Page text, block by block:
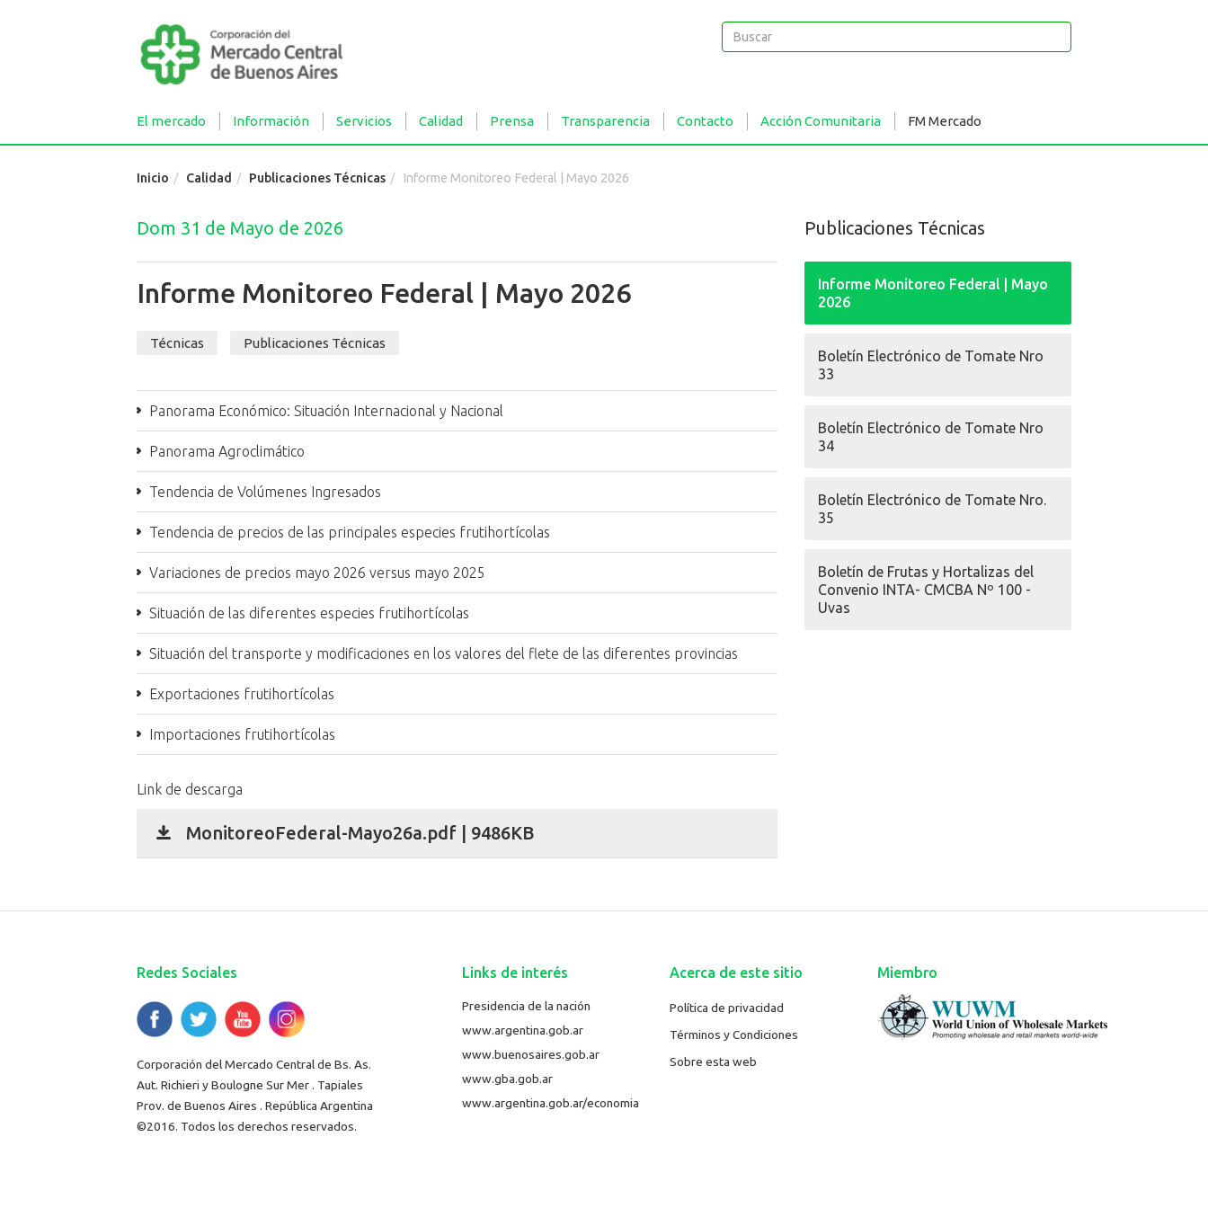
Buscar
Buscar
El mercado Información Servicios Calidad Prensa Transparencia Contacto Acción Comunitaria FM Mercado
Inicio Calidad Publicaciones Técnicas Informe Monitoreo Federal | Mayo 2026
Dom 31 de Mayo de 2026
Informe Monitoreo Federal | Mayo 2026
Técnicas Publicaciones Técnicas
Panorama Económico: Situación Internacional y Nacional
Panorama Agroclimático
Tendencia de Volúmenes Ingresados
Tendencia de precios de las principales especies frutihortícolas
Variaciones de precios mayo 2026 versus mayo 2025
Situación de las diferentes especies frutihortícolas
Situación del transporte y modificaciones en los valores del flete de las diferentes provincias
Exportaciones frutihortícolas
Importaciones frutihortícolas
Link de descarga
MonitoreoFederal-Mayo26a.pdf | 9486KB
Publicaciones Técnicas
Informe Monitoreo Federal | Mayo
2026
Boletín Electrónico de Tomate Nro
33
Boletín Electrónico de Tomate Nro
34
Boletín Electrónico de Tomate Nro.
35
Boletín de Frutas y Hortalizas del
Convenio INTA- CMCBA Nº 100 -
Uvas
Redes Sociales
Corporación del Mercado Central de Bs. As.
Aut. Richieri y Boulogne Sur Mer . Tapiales
Prov. de Buenos Aires . República Argentina
©2016. Todos los derechos reservados.
Links de interés
Presidencia de la nación
www.argentina.gob.ar
www.buenosaires.gob.ar
www.gba.gob.ar
www.argentina.gob.ar/economia
Acerca de este sitio
Política de privacidad
Términos y Condiciones
Sobre esta web
Miembro